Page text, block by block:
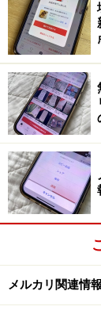
商品を見ても
3．売れない時
しばらく出品
品物が必要と
たとえば、夏
が売れずに冬
なってしまい
まっているわ
4．話題性がな
話題になった
ます。一定の
メルカリ関連情報